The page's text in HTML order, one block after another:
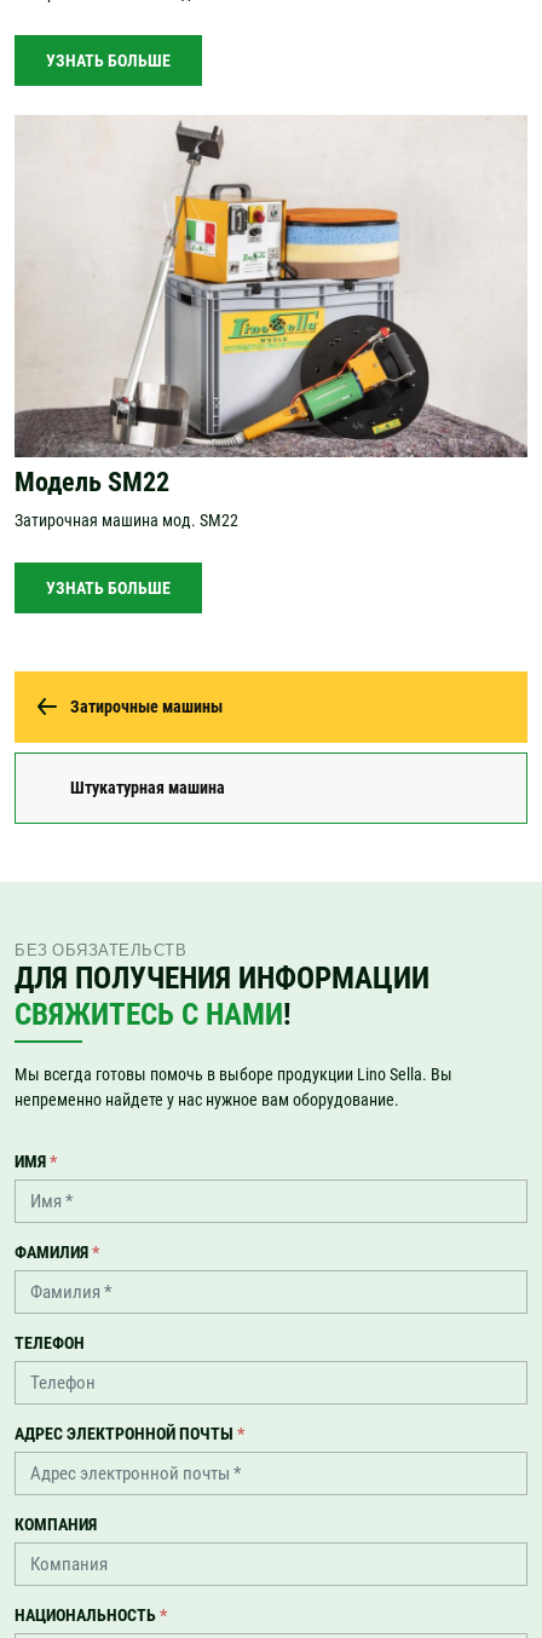
УЗНАТЬ БОЛЬШЕ
Модель SM22
Затирочная машина мод. SM22
УЗНАТЬ БОЛЬШЕ
Затирочные машины
Штукатурная машина
БЕЗ ОБЯЗАТЕЛЬСТВ
ДЛЯ ПОЛУЧЕНИЯ ИНФОРМАЦИИ
СВЯЖИТЕСЬ С НАМИ!
Мы всегда готовы помочь в выборе продукции Lino Sella. Вы
непременно найдете у нас нужное вам оборудование.
ИМЯ*
ФАМИЛИЯ*
ТЕЛЕФОН
АДРЕС ЭЛЕКТРОННОЙ ПОЧТЫ *
КОМПАНИЯ
НАЦИОНАЛЬНОСТЬ*